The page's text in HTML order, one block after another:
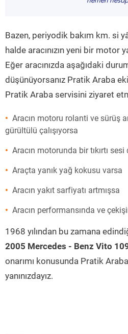
Bazen, periyodik bakım km. si
halde aracınızın yeni bir motor
Eğer aracınızda aşağıdaki
düşünüyorsanız Pratik Araba
Pratik Araba servisini ziyaret
Aracın motoru rolanti ve sürüş
gürültülü çalışıyorsa
Aracın motorunda bir tıkırtı
Araçta yanık yağ kokusu varsa
Aracın yakıt sarfiyatı artmışsa
Aracın performansında ve
1968 yılından bu zamana
2005 Mercedes - Benz Vito
onarımı konusunda Pratik
yanınızdayız.